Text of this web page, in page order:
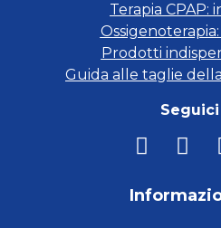
Terapia CPAP:
Prodotti
Guida alle taglie
Seguici